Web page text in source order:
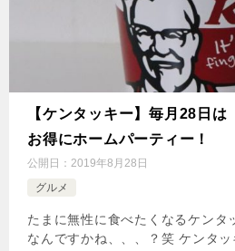
【ケンタッキー】毎月28日
お得にホームパーティー！
公開日： 2019年8月28日
グルメ
たまに無性に食べたくなるケンタ
なんですかね、、、？笑 ケンタ